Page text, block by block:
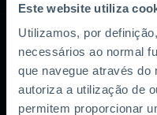
Este website utiliza
Utilizamos, por
necessários ao normal
que navegue através do
autoriza a utilização de
permitem proporcionar
Também lhe
interessar